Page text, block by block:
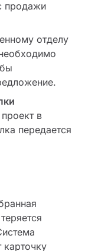
продажи
отделу
в
передается
карточку